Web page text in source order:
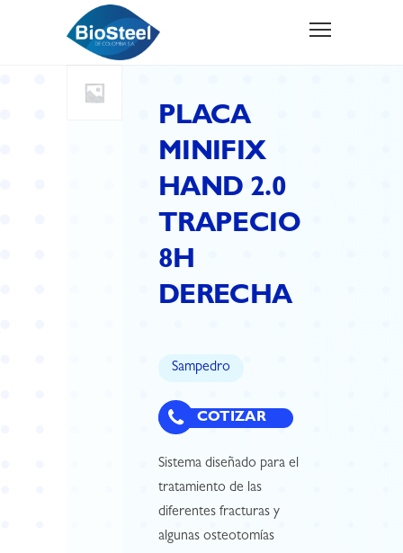
PLACA
MINIFIX
HAND 2.0
TRAPECIO
8H
DERECHA
Sampedro
COTIZAR
Sistema diseñado para el
tratamiento de las
diferentes fracturas y
algunas osteotomías